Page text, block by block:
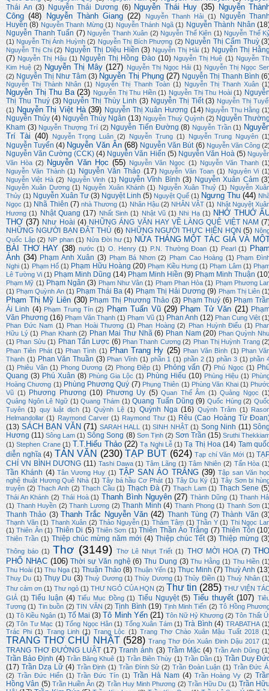
Thái An (3) Nguyễn Thái Dương (6) Nguyễn Thái Huy (35)
Nguyễn
Công (48) Nguyễn Thành Giang (22) Nguyễn Thanh Hải (1)
Nguyễn
Huyền (8) Nguyễn Thanh Mừng (1) Nguyễn Thánh Ngã (1) Nguyễn Thành Nhân
Nguyễn Thanh Tuấn (7) Nguyễn Thanh Xuân (2) Nguyễn Thế Kiên (1) Nguyễn Thế
(1) Nguyễn Thị Ánh Huỳnh (2) Nguyễn Thị Bích Phượng (2) Nguyễn Thị Cẩm Thuỳ
Nguyễn Thị Chi (2) Nguyễn Thị Diệu Hiền (3) Nguyễn Thị Hải (1) Nguyễn Thị
(7) Nguyễn Thị Hậu (1) Nguyễn Thị Hồng Đào (10) Nguyễn Thị Huệ (1) Nguyễn
Kim Huệ (2) Nguyễn Thị Mây (127) Nguyễn Thị Ngọc Hải (1) Nguyễn Thị Ngọc
(2) Nguyễn Thị Như Tâm (3) Nguyễn Thị Phụng (27) Nguyễn Thị Thanh Bình
Nguyễn Thị Thành Nhân (1) Nguyễn Thị Thanh Toàn (1) Nguyễn Thị Thanh Xuân
Nguyễn Thị Thu Ba (23) Nguyễn Thị Thu Hiền (1) Nguyễn Thị Thu Hoài (1)
Thị Thu Thuý (3) Nguyễn Thị Thùy Linh (3) Nguyễn Thị Tiết (3) Nguyễn Thị
(1) Nguyễn Thị Việt Hà (39) Nguyễn Thị Xuân Hương (14) Nguyễn Thu Hằng
Nguyễn Thủy (4) Nguyễn Thúy Ngân (13) Nguyễn Thuý Quỳnh (2) Nguyễn
Kham (3) Nguyễn Thượng Trí (2) Nguyễn Tiến Đường (8) Nguyễn Trần (1)
Trí Tài (40) Nguyễn Trọng Luân (2) Nguyễn Trung (1) Nguyễn Trung Nguyên
Nguyễn Tuyển (4) Nguyễn Văn Ân (68) Nguyễn Văn Bút (6) Nguyễn Văn Công
Nguyễn Văn Cường (CCK) (4) Nguyễn Văn Hiến (5) Nguyễn Văn Hoà (5)
Văn Hòa (2) Nguyễn Văn Học (55) Nguyễn Văn Ngọc (1) Nguyễn Văn Thanh
Nguyễn Văn Thành (1) Nguyễn Văn Thảo (17) Nguyễn Văn Toan (1) Nguyên Vi
Nguyễn Việt Hà (2) Nguyễn Vinh (1) Nguyễn Vĩnh Bình (3) Nguyễn Xuân Cảm
Nguyễn Xuân Dương (1) Nguyễn Xuân Khánh (1) Nguyễn Xuân Thuỷ (1) Nguyễn
Thủy (1) Nguyễn Xuân Tư (3) Nguyệt Linh (5) Nguyệt Quế (1) Ngưng Thu (44)
Ngọc (1) Nhã Thiên (7) nhà Thương (1) Nhân Hậu (2) NHÂN VẬT (1) Nhật Nguyệt
Hương (1) Nhật Quang (17) Nhất Sinh (1) Nhật Vũ (1) Nhi Hạ (1) NHỚ THUỞ
THƠ (37) Như Hoài (4) NHỮNG ÁNG VĂN HAY VỀ LÀNG QUÊ VIỆT NAM
NHỮNG NGƯỜI BẠN ĐÂT THỦ (6) NHỮNG NGƯỜI THỰC HIỆN HQN (5)
Quốc Lập (2) NP phan (1) Nửa Đời hư (1) NỬA THÁNG MỘT TÁC GIẢ VÀ
BÀI THƠ HAY (38) nước (1) O. Henry (1) P.N. Thường Đoan (1) Pearl (1)
Ánh (34) Phạm Anh Xuân (3) Phạm Bá Nhơn (2) Phạm Cao Hoàng (1) Phạm
Nghi (1) Phạm Hổ (1) Phạm Hữu Hoàng (20) Phạm Kiều Hưng (1) Phạm Lâm (1)
Lê Tường Vi (1) Phạm Minh Dũng (14) Phạm Minh Hiền (9) Phạm Minh Thuận
Phạm Mỹ (1) Phạm Ngân (3) Phạm Như Vân (1) Phạm Phan Hòa (1) Phạm Phương
(1) Phạm Quỳnh An (1) Phạm Thái Ba (4) Phạm Thị Hải Dương (9) Phạm Thị Liên
Phạm Thị Mỹ Liên (30) Phạm Thị Phương Thảo (3) Phạm Thuý (6) Phạm
Ái Linh (4) Phạm Trung Tín (2) Phạm Tuấn Vũ (29) Phạm Tử Văn (21)
Văn Phương (16) Phạm Văn Thạnh (1) Phạm Vũ (1) Phan Anh (12) Phan Cung Việt
Phan Đức Nam (1) Phan Hoài Thương (1) Phan Hoàng (2) Phan Huỳnh Điểu (1)
Hữu Lý (1) Phan Khanh (2) Phan Mai Thư Nhã (6) Phan Nam (20) Phan Quỳnh
(1) Phan Sửu (1) Phan Tấn Lược (6) Phan Thanh Cương (2) Phan Thị Huỳnh Trang
Phan Tiên Phát (1) Phan Tình (1) Phan Trang Hy (25) Phan Văn Bình (1) Phan
Thạnh (1) Phan Văn Thuần (3) Phan Vĩnh (1) phần 1 (1) phần 2 (1) phần 3 (1) phần
(1) Phiêu Vân (1) Phong Dương (2) Phong Điệp (1) Phỏng vấn (7) Phú Ngọc (1)
Quang (3) Phú Xuân (8) Phùng Gia Lộc (1) Phùng Hiếu (10) Phùng Hiệu (1)
Hoàng Chương (1) Phùng Phương Quý (7) Phụng Thiên (1) Phùng Văn Khai (1)
Vũ (1) Phương Phương (10) Phương Uy (5) Quan Thế Âm (1) Quảng Ngọc
Quảng Ngôn Lê Ngữ (1) Quang Thám (1) Quang Tuấn Dũng (9) Quốc Hùng (2)
Tuyên (1) quy luật dịch (1) Quỳnh Lệ (1) Quỳnh Nga (16) Quỳnh Trâm (1)
Helmandollar (1) Raymond Carver (1) Raymond Thư (1) Rêu (Cao Hoàng Từ
(13) SÁCH BẠN VĂN (71) SARAH HALL (1) SINH NHẬT (1) Song Ninh (11)
Hương (11) Sông Lam (1) Sông Song (8) Sơn Tịnh (2) Sơn Trần (15) Sruthi
(1) Stephen Crane (1) T.T.Hiếu Thảo (22) Tạ Nghi Lễ (1) Tạ Thị Hoa (14) Tam
diễn nghĩa (4) TẢN VĂN (230) TẠP BÚT (624) Tạp chí Văn Mới (1)
CHÍ VN BÌNH DƯƠNG (11) Tashi Dawa (1) Tâm Lãng (1) Tâm Nhiên (2) Tấn Hòa
Tần Khánh (4) Tân Vương Huy (1) TẬP SAN ÁO TRẮNG (39) Tập san Văn
nghệ thuật Hương Quê Nhà (1) Tây bá hầu Cơ Phát (1) Tây Du Ký (1) Tây Sơn bi
truyện (2) Thạch Anh (2) Thạch Cầu (1) Thạch Đà (7) Thạch Lam (1) Thạch Sene
Thái An Khánh (2) Thái Hoà (1) Thanh Bình Nguyên (27) Thành Dũng (1) Thanh
(1) Thanh Huyền (2) Thanh Lương (2) Thanh Minh (4) Thanh Phong (1) Thanh Sơn
Thanh Thảo (3) Thanh Trắc Nguyễn Văn (42) Thanh Tùng (7) Thành Văn
Thạnh Văn (1) Thanh Xuân (2) Thảo Nguyễn (1) Thâm Tâm (1) Thần Y (1) Thi Ngọc
(1) Thiên Ân (1) Thiên Di (5) Thiên Sơn (1) Thiên Thần Áo Trắng (7) Thiên Tôn
Thiên Trần (1) Thiệp chúc mừng năm mới (4) Thiệp chúc Tết (3) Thiệp mừng
Thông báo (1) Thơ (3149) Thơ Lê Nhựt Triết (1) THƠ MỜI HOẠ (7)
PHỔ NHẠC (106) Thời sự Văn nghệ (6) Thu Dung (3) Thu Hằng (1) Thu Hiền
Thu Hoài (1) Thu Nga (1) Thuận Thảo (8) Thuận Yến (1) Thục Minh (7) Thuỳ Anh
Thuỵ Du (1) Thụy Du (3) Thuỳ Dương (1) Thùy Dương (1) Thủy Điền (1) Thuỳ Nhân
Thư cảm ơn (1) Thư ngỏ (1) THƯ NGỎ CỦA HQN (2) Thư tin (285) THƯ VIỆN
GIẢ (1) Tiểu luận (4) Tiểu Mục Đồng (1) Tiểu Nguyệt (5) Tiểu thuyết (107)
Tương (1) Tin buồn (2) TIN VĂN (2) Tịnh Bình (19) Tịnh Minh Tiến (2) Tô Hồng
(1) Tô Kiều Ngân (1) Tố Mai (3) Tô Minh Yến (21) Tôn Nữ Hỷ Khương (2) Tôn Thất
(2) Tôn Tư Mạc (1) Tống Ngọc Hân (1) Tống Xuân Tám (1) Trà Bình (4) TRABATHA
Trác Phi (1) Trang Linh (1) Trang Lộc (1) Trang Thơ Chào Xuân Mậu Tuất 2018
TRANG THƠ CHỦ NHẬT (528) Trang Thơ Đón Xuân Đinh Dậu 2017
TRANG THƠ ĐƯỜNG LUẬT (17) Tranh ảnh (3) Trầm Mặc (4) Trần Anh Dũng
Trần Bảo Định (4) Trần Băng Khuê (1) Trần Biên Thùy (1) Trần Dần (1) Trần Duy
(17) Trần Dzạ Lữ (4) Trần Định (1) Trần Đình Sử (2) Trần Đoàn Luận (1) Trần Đức
(2) Trần Đức Hiển (1) Trần Đức Tín (1) Trần Hà Nam (4) Trần Hoàng Vy (2)
Hồng Vân (5) Trần Huiền Ân (2) Trần Huy Minh Phương (2) Trần Hữu Du (1) Trần